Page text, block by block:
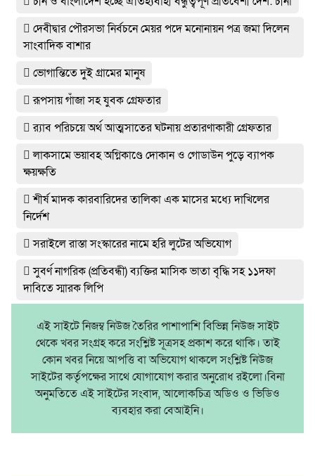
দেবীদ্বার পৌরসভা নির্বচনে মেয়র পদে মনোনায়ন পত্র জমা দিলেন
সাংবাদিক বাশার
ভোগান্তিতে দুই গ্রামের মানুষ
রূপসায় গাঁজা সহ যুবক গ্রেফতার
র‌্যাব পরিচয়ে অর্থ আত্মসাতের ঘটনায় প্রতারণাকারী গ্রেফতার
লাকসামে ভয়াবহ অগ্নিকাণ্ডে দোকান ও গোডাউন পুড়ে ব‍্যাপক
ক্ষয়ক্ষতি
শীর্ষ মাদক কারবারিদের তালিকা এক মাসের মধ্যে দাখিলের
নির্দেশ
সরাইলে রাস্তা সংস্কারের নামে হরি লুটের অভিযোগ
সুবর্ণ নাগরিক (প্রতিবন্ধী) ব্যক্তির মাসিক ভাতা বৃদ্ধি সহ ১১দফা
দাবিতে স্মারক লিপি
এই সাইটে নিজম্ব নিউজ তৈরির পাশাপাশি বিভিন্ন নিউজ সাইট
থেকে খবর সংগ্রহ করে সংশ্লিষ্ট সূত্রসহ প্রকাশ করে থাকি। তাই
কোন খবর নিয়ে আপত্তি বা অভিযোগ থাকলে সংশ্লিষ্ট নিউজ
সাইটের কর্তৃপক্ষের সাথে যোগাযোগ করার অনুরোধ রইলো।বিনা
অনুমতিতে এই সাইটের সংবাদ, আলোকচিত্র অডিও ও ভিডিও
ব্যবহার করা বেআইনি।